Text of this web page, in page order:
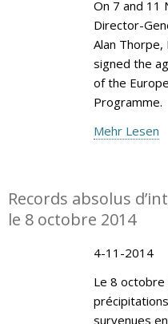
On 7 and 11
Director-
Alan Thorpe,
signed the
of the
Programme.
Mehr Lesen
Records absolus
le 8 octobre 2014
4-11-2014
Le 8
survenues